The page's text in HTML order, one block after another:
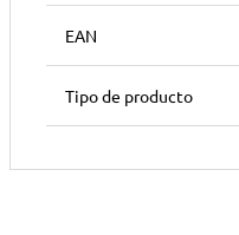
EAN
Tipo de producto